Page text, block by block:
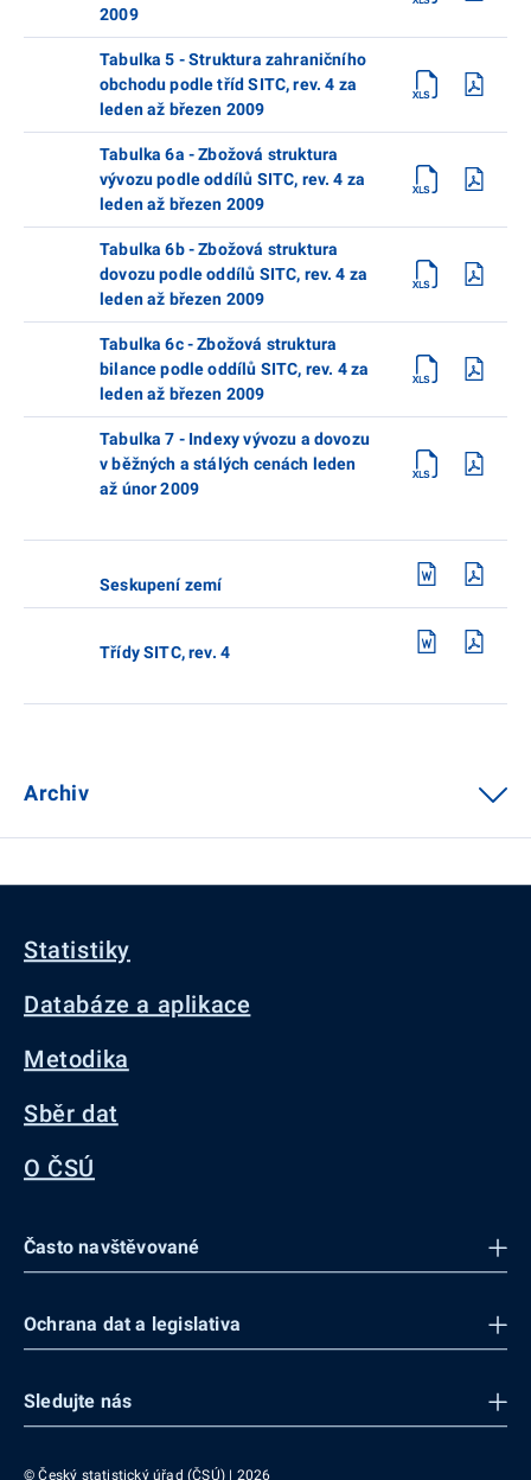
2009
Tabulka 5 - Struktura zahraničního
obchodu podle tříd SITC, rev. 4 za
leden až březen 2009
Tabulka 6a - Zbožová struktura
vývozu podle oddílů SITC, rev. 4 za
leden až březen 2009
Tabulka 6b - Zbožová struktura
dovozu podle oddílů SITC, rev. 4 za
leden až březen 2009
Tabulka 6c - Zbožová struktura
bilance podle oddílů SITC, rev. 4 za
leden až březen 2009
Tabulka 7 - Indexy vývozu a dovozu
v běžných a stálých cenách leden
až únor 2009
Seskupení zemí
Třídy SITC, rev. 4
Archiv
Statistiky
Databáze a aplikace
Metodika
Sběr dat
O ČSÚ
Často navštěvované
Ochrana dat a legislativa
Sledujte nás
© Český statistický úřad (ČSÚ) | 2026